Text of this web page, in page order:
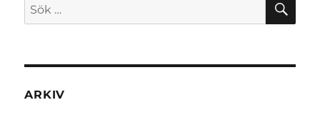
Sök
efter:
ARKIV